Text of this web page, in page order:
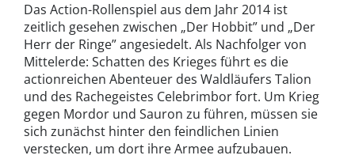
Das Action-Rollenspiel aus dem Jahr 2014 ist
zeitlich gesehen zwischen „Der Hobbit” und „Der
Herr der Ringe” angesiedelt. Als Nachfolger von
Mittelerde: Schatten des Krieges führt es die
actionreichen Abenteuer des Waldläufers Talion
und des Rachegeistes Celebrimbor fort. Um Krieg
gegen Mordor und Sauron zu führen, müssen sie
sich zunächst hinter den feindlichen Linien
verstecken, um dort ihre Armee aufzubauen.